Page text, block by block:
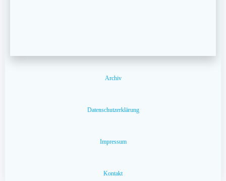
Archiv
Datenschutzerklärung
Impressum
Kontakt